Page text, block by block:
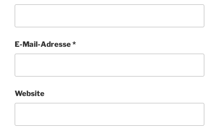
E-Mail-Adresse*
Website